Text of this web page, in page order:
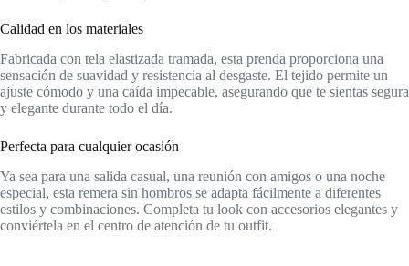
Calidad en los materiales
Fabricada con tela elastizada tramada, esta prenda proporciona una
sensación de suavidad y resistencia al desgaste. El tejido permite un
ajuste cómodo y una caída impecable, asegurando que te sientas segura
y elegante durante todo el día.
Perfecta para cualquier ocasión
Ya sea para una salida casual, una reunión con amigos o una noche
especial, esta remera sin hombros se adapta fácilmente a diferentes
estilos y combinaciones. Completa tu look con accesorios elegantes y
conviértela en el centro de atención de tu outfit.